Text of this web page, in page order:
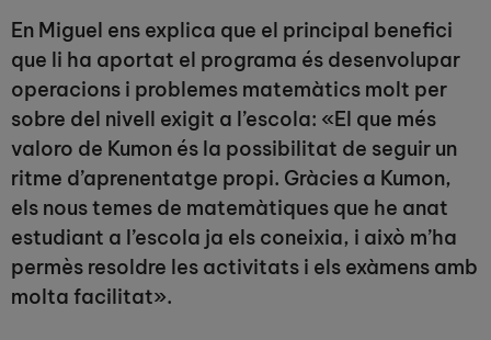
En Miguel ens explica que el principal benefici
que li ha aportat el programa és desenvolupar
operacions i problemes matemàtics molt per
sobre del nivell exigit a l’escola: «El que més
valoro de Kumon és la possibilitat de seguir un
ritme d’aprenentatge propi. Gràcies a Kumon,
els nous temes de matemàtiques que he anat
estudiant a l’escola ja els coneixia, i això m’ha
permès resoldre les activitats i els exàmens amb
molta facilitat».